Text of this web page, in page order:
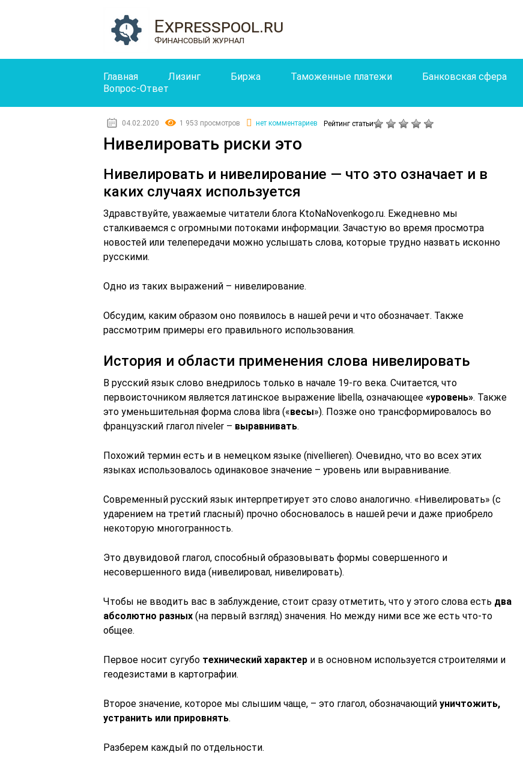
Expresspool.ru
Финансовый журнал
Главная Лизинг Биржа Таможенные платежи Банковская сфера
Вопрос-Ответ
04.02.2020 1 953 просмотров нет комментариев Рейтинг статьи
Нивелировать риски это
Нивелировать и нивелирование — что это означает и в
каких случаях используется
Здравствуйте, уважаемые читатели блога KtoNaNovenkogo.ru. Ежедневно мы
сталкиваемся с огромными потоками информации. Зачастую во время просмотра
новостей или телепередачи можно услышать слова, которые трудно назвать исконно
русскими.
Одно из таких выражений – нивелирование.
Обсудим, каким образом оно появилось в нашей речи и что обозначает. Также
рассмотрим примеры его правильного использования.
История и области применения слова нивелировать
В русский язык слово внедрилось только в начале 19-го века. Считается, что
первоисточником является латинское выражение libella, означающее «уровень». Также
это уменьшительная форма слова libra («весы»). Позже оно трансформировалось во
французский глагол niveler – выравнивать.
Похожий термин есть и в немецком языке (nivellieren). Очевидно, что во всех этих
языках использовалось одинаковое значение – уровень или выравнивание.
Современный русский язык интерпретирует это слово аналогично. «Нивелировать» (с
ударением на третий гласный) прочно обосновалось в нашей речи и даже приобрело
некоторую многогранность.
Это двувидовой глагол, способный образовывать формы совершенного и
несовершенного вида (нивелировал, нивелировать).
Чтобы не вводить вас в заблуждение, стоит сразу отметить, что у этого слова есть два
абсолютно разных (на первый взгляд) значения. Но между ними все же есть что-то
общее.
Первое носит сугубо технический характер и в основном используется строителями и
геодезистами в картографии.
Второе значение, которое мы слышим чаще, – это глагол, обозначающий уничтожить,
устранить или прировнять.
Разберем каждый по отдельности.